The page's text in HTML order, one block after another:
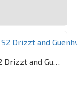
Фигурка Funko POP! Games D&D S2 Drizzt and Guenhwyvar 2PK